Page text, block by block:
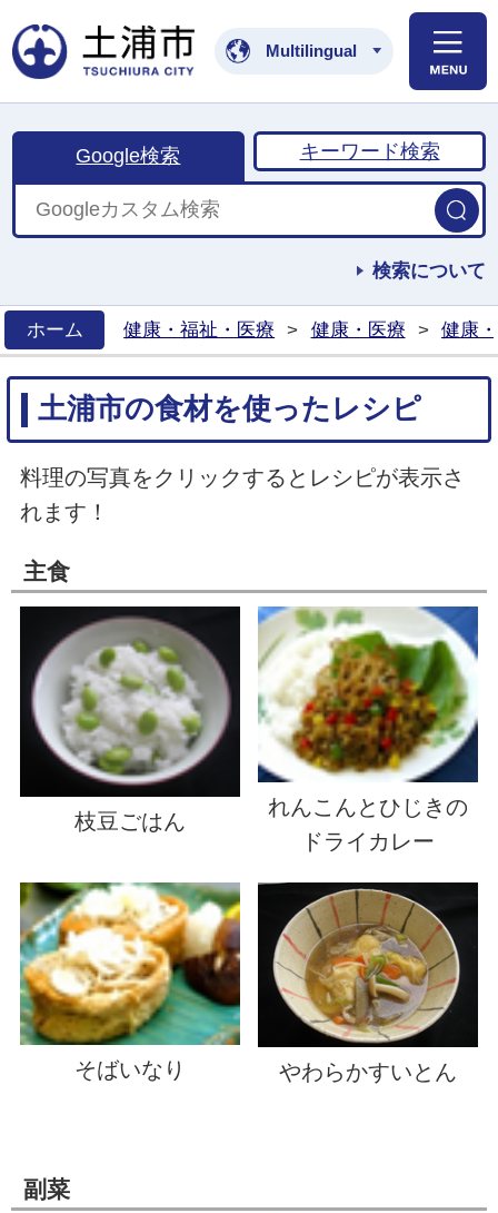
土浦市公式ホームペ
Multilingual
Google検索 キーワード検索
検索について
ホーム
健康・福祉・医療 > 健康・医療 > 健康
土浦市の食材を使ったレシピ
料理の写真をクリックするとレシピが表示さ
れます！
主食
枝豆ごはん
れんこんとひじきの
ドライカレー
そばいなり やわらかすいとん
副菜